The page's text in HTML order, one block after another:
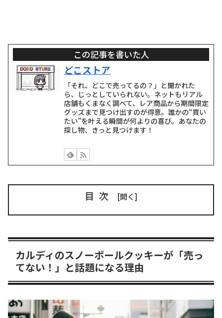
この記事を書いた人
どこストア
「それ、どこで売ってるの？」と聞かれた
ら、じっとしていられない。ネットもリアル
店舗もくまなく調べて、レア商品から期間限定
グッズまで見つけ出すのが得意。誰かの“買い
たい”を叶える瞬間が何よりの喜び。あなたの
探し物、きっと見つけます！
目次
カルディのスノーボールクッキーが「売っ
てない！」と話題になる理由